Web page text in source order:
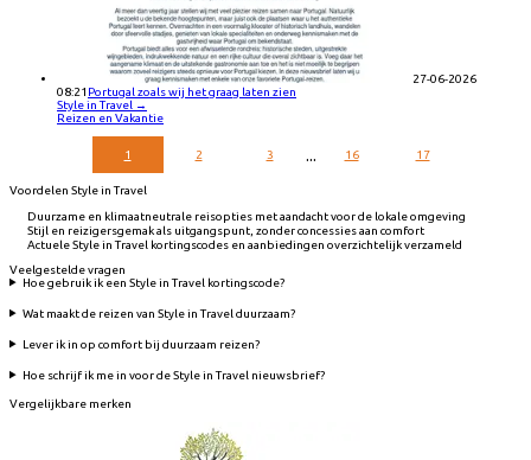
27-06-2026
08:21 Portugal zoals wij het graag laten zien
Style in Travel →
Reizen en Vakantie
1 2 3 ... 16 17
Voordelen Style in Travel
Duurzame en klimaatneutrale reisopties met aandacht voor de lokale omgeving
Stijl en reizigersgemak als uitgangspunt, zonder concessies aan comfort
Actuele Style in Travel kortingscodes en aanbiedingen overzichtelijk verzameld
Veelgestelde vragen
Hoe gebruik ik een Style in Travel kortingscode?
Wat maakt de reizen van Style in Travel duurzaam?
Lever ik in op comfort bij duurzaam reizen?
Hoe schrijf ik me in voor de Style in Travel nieuwsbrief?
Vergelijkbare merken